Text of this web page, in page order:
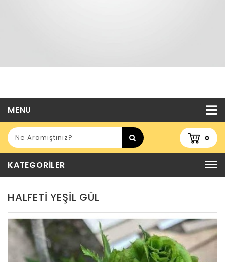
MENU
0
KATEGORILER
HALFETI YEŞIL GÜL